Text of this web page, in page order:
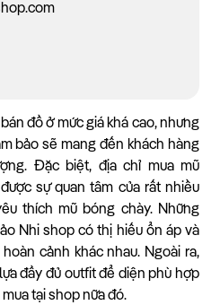
đồ ở mức giá khá cao, nhưng
bảo sẽ mang đến khách hàng
Đặc biệt, địa chỉ mua mũ
sự quan tâm của rất nhiều
thích mũ bóng chày. Những
Nhi shop có thị hiếu ổn áp và
cảnh khác nhau. Ngoài ra,
đầy đủ outfit để diện phù hợp
tại shop nữa đó.